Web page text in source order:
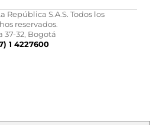
República S.A.S. Todos los
reservados.
37-32, Bogotá
1 4227600